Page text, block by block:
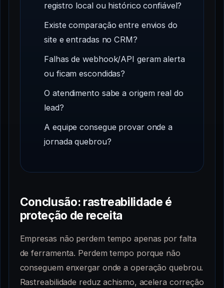
registro local ou histórico confiável?
Existe comparação entre envios do
site e entradas no CRM?
Falhas de webhook/API geram alerta
ou ficam escondidas?
O atendimento sabe a origem real do
lead?
A equipe consegue provar onde a
jornada quebrou?
Conclusão: rastreabilidade é
proteção de receita
Empresas não perdem tempo apenas por falta
de ferramenta. Perdem tempo porque não
conseguem enxergar onde a operação quebrou.
Rastreabilidade reduz achismo, acelera correção